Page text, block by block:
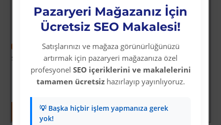
Pazaryeri Mağazanız İçin
Ücretsiz SEO Makalesi!
Satışlarınızı ve mağaza görünürlüğünüzü
artırmak için pazaryeri mağazanıza özel
profesyonel SEO içeriklerini ve makalelerini
tamamen ücretsizhazırlayıp yayınlıyoruz.
💡 Başka hiçbir işlem yapmanıza gerek
yok!
Star Diving Dalış Maskesi Yetişkin - 51701-MAVİ - 1 ADET
Üyelere Özel Fiyat